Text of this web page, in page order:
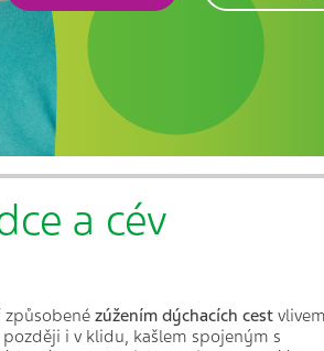
a cév
způsobené zúžením dýchacích cest
i v klidu, kašlem spojeným s